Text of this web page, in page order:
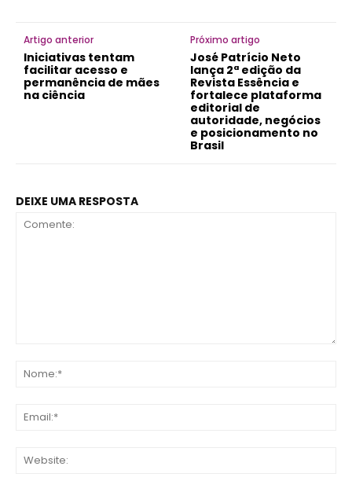
Artigo anterior
Iniciativas tentam
facilitar acesso e
permanência de mães
na ciência
Próximo artigo
José Patrício Neto
lança 2ª edição da
Revista Essência e
fortalece plataforma
editorial de
autoridade, negócios
e posicionamento no
Brasil
DEIXE UMA RESPOSTA